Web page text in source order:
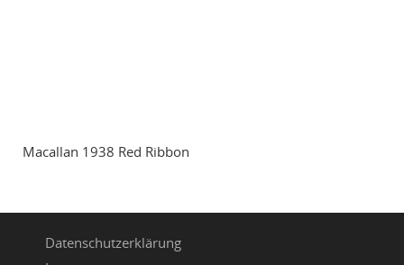
Macallan 1938 Red Ribbon
Datenschutzerklärung